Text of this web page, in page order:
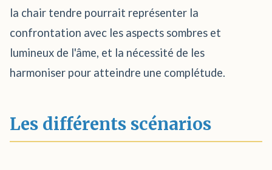
la chair tendre pourrait représenter la
confrontation avec les aspects sombres et
lumineux de l'âme, et la nécessité de les
harmoniser pour atteindre une complétude.
Les différents scénarios